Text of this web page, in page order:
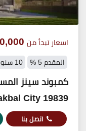
اسعار تبدأ من
المقدم 5 % 10 سنوات تقسيط
كمبوند سينز
19839 Scenes Mostakbal City - فيلات فقط
اتصل بنا